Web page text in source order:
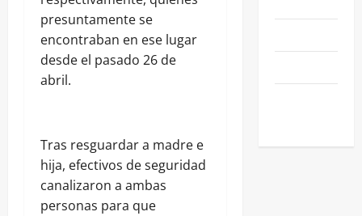
presuntamente se
encontraban en ese lugar
desde el pasado 26 de
abril.
Tras resguardar a madre e
hija, efectivos de seguridad
canalizaron a ambas
personas para que